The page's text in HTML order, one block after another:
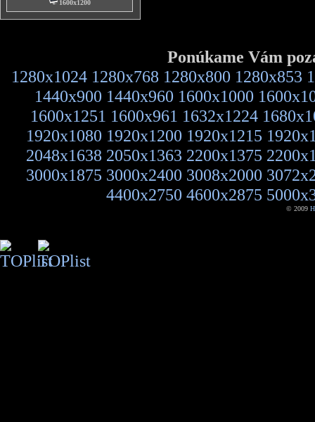
1600x1200
Ponúkame Vám
1280x1024 1280x768 1280x800 1280x853
1440x900 1440x960 1600x1000
1600x1251 1600x961 1632x1224
1920x1080 1920x1200 1920x1215
2048x1638 2050x1363 2200x1375
3000x1875 3000x2400 3008x2000
4400x2750 4600x2875
© 2009